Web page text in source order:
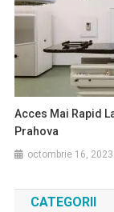
Acces Mai Rapid
Prahova
octombrie 16, 2023
CATEGORII